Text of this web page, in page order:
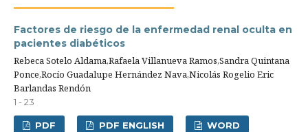
Factores de riesgo de la enfermedad renal oculta en
pacientes diabéticos
Rebeca Sotelo Aldama,Rafaela Villanueva Ramos,Sandra Quintana
Ponce,Rocío Guadalupe Hernández Nava,Nicolás Rogelio Eric
Barlandas Rendón
1 - 23
PDF PDF ENGLISH WORD